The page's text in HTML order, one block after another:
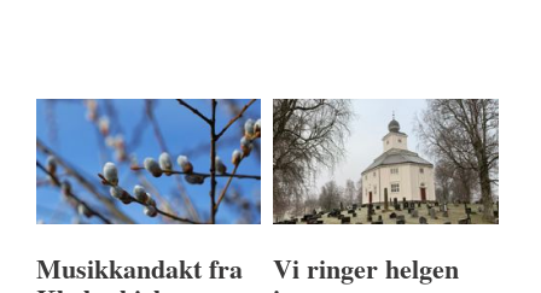
Musikkandakt fra Vi ringer helgen